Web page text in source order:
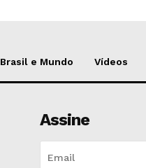
Brasil e Mundo Vídeos
Assine